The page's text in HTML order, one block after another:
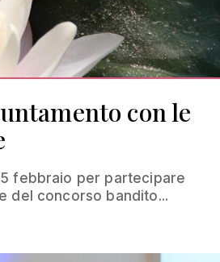
con le
febbraio per partecipare
del concorso bandito...